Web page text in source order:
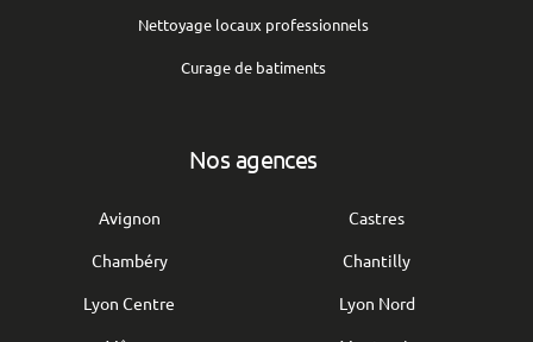
Nettoyage locaux professionnels
Curage de batiments
Nos agences
Avignon
Castres
Chambéry
Chantilly
Lyon Centre
Lyon Nord